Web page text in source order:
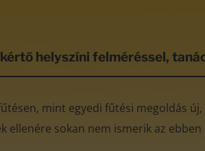
helyszíni felméréssel,
mint egyedi fűtési megoldás
ellenére sokan nem ismerik az